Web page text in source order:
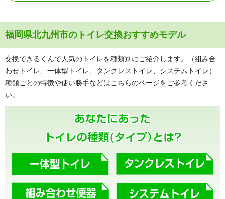
福岡県北九州市のトイレ交換おすすめモデル
交換できるくんで人気のトイレを種類別にご紹介します。（組み合
わせトイレ、一体型トイレ、タンクレストイレ、システムトイレ）
種類ごとの特徴や使い勝手などはこちらのページをご参考くださ
い。